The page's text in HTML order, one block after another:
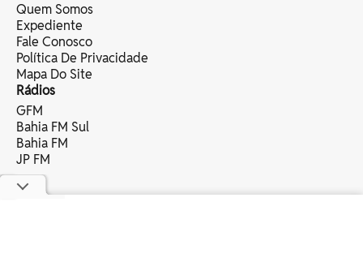
Quem Somos
Expediente
Fale Conosco
Política De Privacidade
Mapa Do Site
Rádios
GFM
Bahia FM Sul
Bahia FM
JP FM